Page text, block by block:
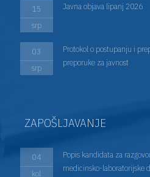
15
srp
Javna objava lipanj 2026
03
srp
Protokol o postupanju i
preporuke za javnost
ZAPOŠLJAVANJE
04
kol
Popis kandidata za
medicinsko-laboratorijske